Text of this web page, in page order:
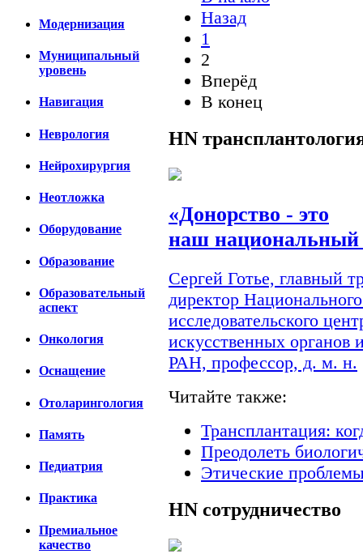
Модернизация
Муниципальный
уровень
Навигация
Неврология
Нейрохирургия
Неотложка
Оборудование
Образование
Образовательный
аспект
Онкология
Оснащение
Отоларингология
Память
Педиатрия
Практика
Премиальное
качество
Назад
1
2
Вперёд
В конец
HN
«Донорство - это
наш национальный
Сергей Готье, главный
директор
исследовательского
искусственных
РАН, профессор, д. м. н.
Читайте также:
Трансплантация:
Преодолеть
Этические
HN сотрудничество